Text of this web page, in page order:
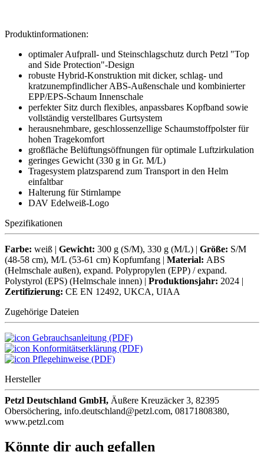
Produktinformationen:
optimaler Aufprall- und Steinschlagschutz durch Petzl "Top
and Side Protection"-Design
robuste Hybrid-Konstruktion mit dicker, schlag- und
kratzunempfindlicher ABS-Außenschale und kombinierter
EPP/EPS-Schaum Innenschale
perfekter Sitz durch flexibles, anpassbares Kopfband sowie
vollständig verstellbares Gurtsystem
herausnehmbare, geschlossenzellige Schaumstoffpolster für
hohen Tragekomfort
großfläche Belüftungsöffnungen für optimale Luftzirkulation
geringes Gewicht (330 g in Gr. M/L)
Tragesystem platzsparend zum Transport in den Helm
einfaltbar
Halterung für Stirnlampe
DAV Edelweiß-Logo
Spezifikationen
Farbe: weiß | Gewicht: 300 g (S/M), 330 g (M/L) | Größe: S/M
(48-58 cm), M/L (53-61 cm) Kopfumfang | Material: ABS
(Helmschale außen), expand. Polypropylen (EPP) / expand.
Polystyrol (EPS) (Helmschale innen) | Produktionsjahr: 2024 |
Zertifizierung: CE EN 12492, UKCA, UIAA
Zugehörige Dateien
Gebrauchsanleitung (PDF)
Konformitätserklärung (PDF)
Pflegehinweise (PDF)
Hersteller
Petzl Deutschland GmbH, Äußere Kreuzäcker 3, 82395
Obersöchering, info.deutschland@petzl.com, 08171808380,
www.petzl.com
Könnte dir auch gefallen